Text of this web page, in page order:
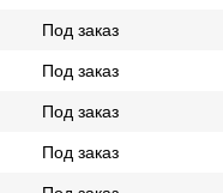
Под заказ
Под заказ
Под заказ
Под заказ